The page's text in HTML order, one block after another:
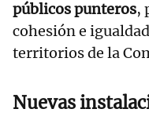
públicos punteros,
cohesión e
territorios de la
Nuevas